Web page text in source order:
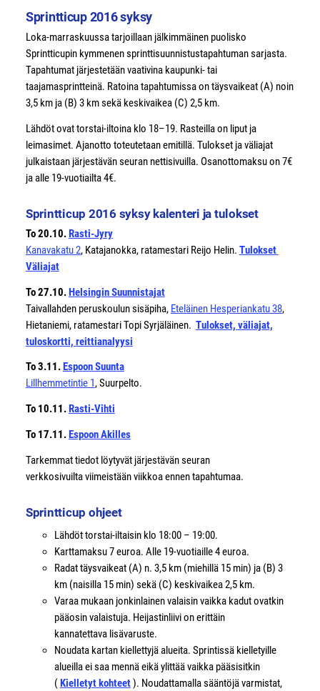
Sprintticup 2016 syksy
Loka-marraskuussa tarjoillaan jälkimmäinen puolisko
Sprintticupin kymmenen sprinttisuunnistustapahtuman sarjasta.
Tapahtumat järjestetään vaativina kaupunki- tai
taajamasprintteinä. Ratoina tapahtumissa on täysvaikeat (A) noin
3,5 km ja (B) 3 km sekä keskivaikea (C) 2,5 km.
Lähdöt ovat torstai-iltoina klo 18–19. Rasteilla on liput ja
leimasimet. Ajanotto toteutetaan emitillä. Tulokset ja väliajat
julkaistaan järjestävän seuran nettisivuilla. Osanottomaksu on 7€
ja alle 19-vuotiailta 4€.
Sprintticup 2016 syksy kalenteri ja tulokset
To 20.10.Rasti-Jyry
Kanavakatu 2, Katajanokka, ratamestari Reijo Helin. Tulokset
Väliajat
To 27.10.Helsingin Suunnistajat
Taivallahden peruskoulun sisäpiha, Eteläinen Hesperiankatu 38,
Hietaniemi, ratamestari Topi Syrjäläinen. Tulokset, väliajat,
tuloskortti, reittianalyysi
To 3.11.Espoon Suunta
Lillhemmetintie 1, Suurpelto.
To 10.11.Rasti-Vihti
To 17.11.Espoon Akilles
Tarkemmat tiedot löytyvät järjestävän seuran
verkkosivuilta viimeistään viikkoa ennen tapahtumaa.
Sprintticup ohjeet
Lähdöt torstai-iltaisin klo 18:00 – 19:00.
Karttamaksu 7 euroa. Alle 19-vuotiaille 4 euroa.
Radat täysvaikeat (A) n. 3,5 km (miehillä 15 min) ja (B) 3
km (naisilla 15 min) sekä (C) keskivaikea 2,5 km.
Varaa mukaan jonkinlainen valaisin vaikka kadut ovatkin
pääosin valaistuja. Heijastinliivi on erittäin
kannatettava lisävaruste.
Noudata kartan kiellettyjä alueita. Sprintissä kielletyille
alueilla ei saa mennä eikä ylittää vaikka pääsisitkin
( Kielletyt kohteet). Noudattamalla sääntöjä varmistat,